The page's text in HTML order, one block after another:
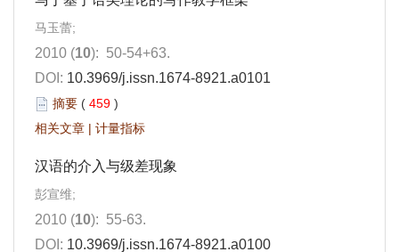
马玉蕾;
2010 (10): 50-54+63.
DOI: 10.3969/j.issn.1674-8921.a0101
摘要 ( 459 )
相关文章 | 计量指标
汉语的介入与级差现象
彭宣维;
2010 (10): 55-63.
DOI: 10.3969/j.issn.1674-8921.a0100